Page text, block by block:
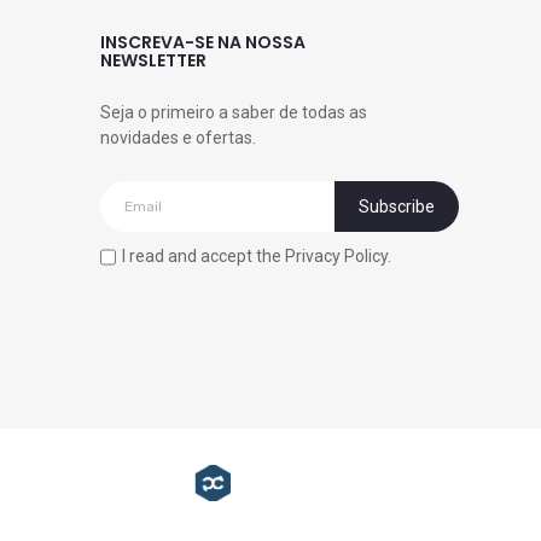
INSCREVA-SE NA NOSSA
NEWSLETTER
Seja o primeiro a saber de todas as
novidades e ofertas.
I read and accept the Privacy Policy.